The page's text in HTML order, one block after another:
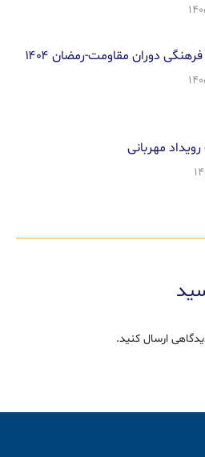
دوران مقاومت-رمضان ۱۴۰۴
مهربانی
ارسال کنید.